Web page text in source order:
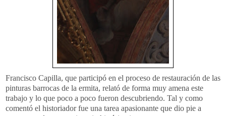
Francisco Capilla, que participó en el proceso de restauración de las
pinturas barrocas de la ermita, relató de forma muy amena este
trabajo y lo que poco a poco fueron descubriendo. Tal y como
comentó el historiador fue una tarea apasionante que dio pie a